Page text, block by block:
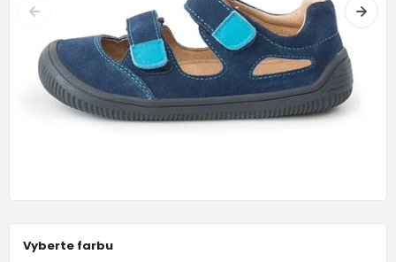
Vyberte farbu